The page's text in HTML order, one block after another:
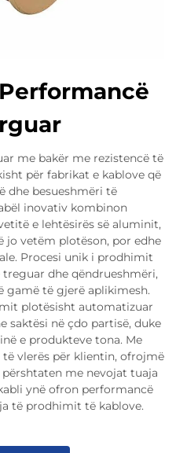
me bakër me rezistencë të
për fabrikat e kablove që
dhe besueshmëri të
inovativ kombinon
e lehtësirës së aluminit,
jo vetëm plotëson, por edhe
Procesi unik i prodhimit
dhe qëndrueshmëri,
gamë të gjerë aplikimesh.
plotësisht automatizuar
saktësi në çdo partisë, duke
e produkteve tona. Me
vlerës për klientin, ofrojmë
me nevojat tuaja
ynë ofron performancë
të prodhimit të kablove.